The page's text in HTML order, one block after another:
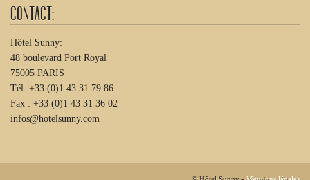
Contact:
Hôtel Sunny:
48 boulevard Port Royal
75005 PARIS
Tél: +33 (0)1 43 31 79 86
Fax : +33 (0)1 43 31 36 02
infos@hotelsunny.com